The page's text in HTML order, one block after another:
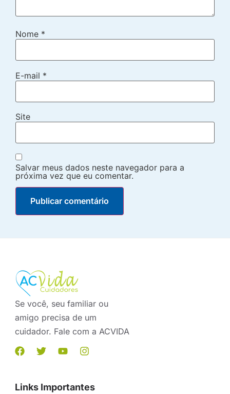
Nome *
E-mail *
Site
Salvar meus dados neste navegador para a
próxima vez que eu comentar.
Se você, seu familiar ou
amigo precisa de um
cuidador. Fale com a ACVIDA
Links Importantes